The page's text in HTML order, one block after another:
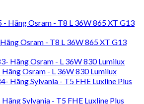
Osram - T8 L 36W 865 XT G13
Osram - L 36W 830 Lumilux
Sylvania - T5 FHE Luxline Plus